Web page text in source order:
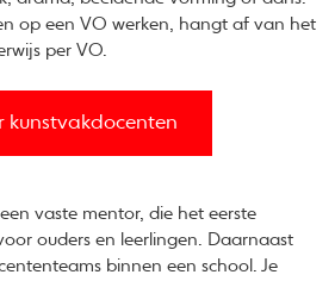
op een VO werken, hangt af van het
per VO.
kunstvakdocenten
vaste mentor, die het eerste
ouders en leerlingen. Daarnaast
binnen een school. Je